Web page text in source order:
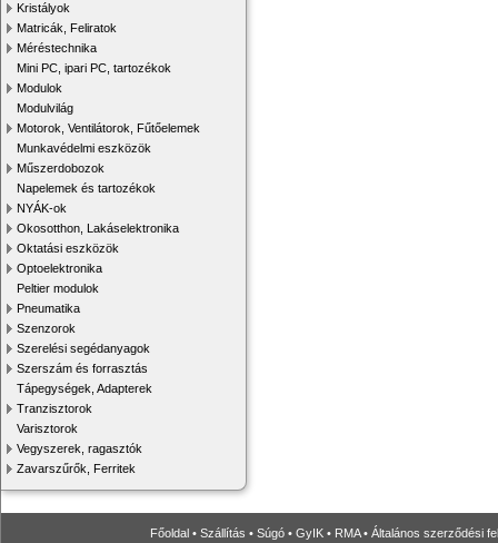
Kristályok
Matricák, Feliratok
Méréstechnika
Mini PC, ipari PC, tartozékok
Modulok
Modulvilág
Motorok, Ventilátorok, Fűtőelemek
Munkavédelmi eszközök
Műszerdobozok
Napelemek és tartozékok
NYÁK-ok
Okosotthon, Lakáselektronika
Oktatási eszközök
Optoelektronika
Peltier modulok
Pneumatika
Szenzorok
Szerelési segédanyagok
Szerszám és forrasztás
Tápegységek, Adapterek
Tranzisztorok
Varisztorok
Vegyszerek, ragasztók
Zavarszűrők, Ferritek
Főoldal • Szállítás • Súgó • GyIK • RMA• Általános szerződési